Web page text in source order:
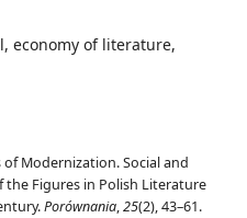
economy of literature
of Modernization. Social and
the Figures in Polish Literature
Porównania,25(2), 43–61.